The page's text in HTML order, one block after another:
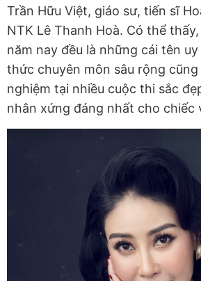
Trần Hữu Việt, giáo sư, tiến sĩ
NTK Lê Thanh Hoà. Có thể thấy,
năm nay đều là những cái tên
thức chuyên môn sâu rộng
nghiệm tại nhiều cuộc thi sắc
nhân xứng đáng nhất cho chiếc